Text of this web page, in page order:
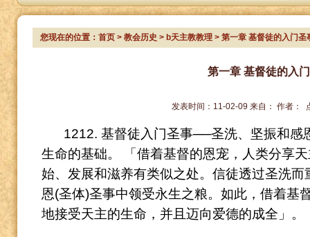
您现在的位置：首页 >教会历史 > b天主教教理 > 第一章 基督徒的入门圣
第一章 基督徒的入
发表时间： 11-02-09 来自： 作者：
1212. 基督徒入门圣事──圣洗、坚振和感
生命的基础。
「借着基督的恩宠，人类分享
始、发展和滋养有类似之处。信徒透过圣洗
恩(圣体)圣事中领受永生之粮。如此，借着基
地接受天主的生命，并且迈向爱德的成全」。